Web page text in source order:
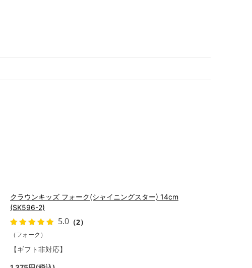
クラウンキッズ フォーク(シャイニングスター) 14cm
(SK596-2)
5.0 （2）
（フォーク）
【ギフト非対応】